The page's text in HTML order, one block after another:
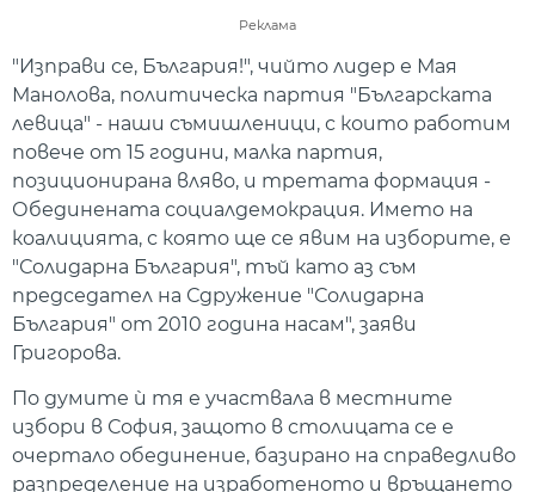
Реклама
"Изправи се, България!", чийто лидер е Мая
Манолова, политическа партия "Българската
левица" - наши съмишленици, с които работим
повече от 15 години, малка партия,
позиционирана вляво, и третата формация -
Обединената социалдемокрация. Името на
коалицията, с която ще се явим на изборите, е
"Солидарна България", тъй като аз съм
председател на Сдружение "Солидарна
България" от 2010 година насам", заяви
Григорова.
По думите ѝ тя е участвала в местните
избори в София, защото в столицата се е
очертало обединение, базирано на справедливо
разпределение на изработеното и връщането